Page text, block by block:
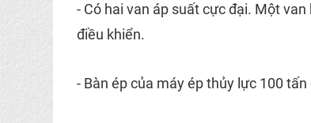
- Có hai van áp suất cực đại. Một
điều khiển.
- Bàn ép của máy ép thủy lực 100